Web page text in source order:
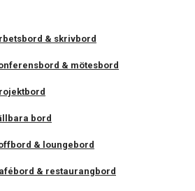
& skrivbord
& mötesbord
bord
& loungebord
& restaurangbord